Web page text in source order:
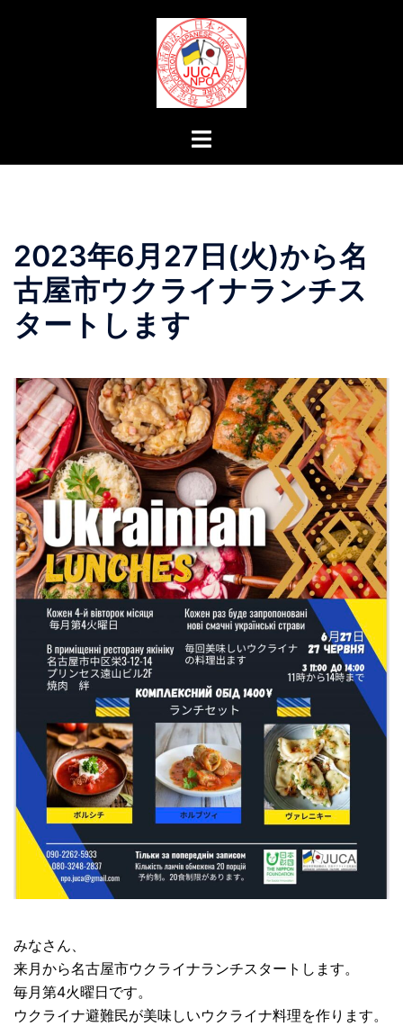
ト
ュ
ー
2023年6月27日(火)から名
古屋市ウクライナランチス
タートします
みなさん、
来月から名古屋市ウクライナランチスタートします。
毎月第4火曜日です。
ウクライナ避難民が美味しいウクライナ料理を作ります。